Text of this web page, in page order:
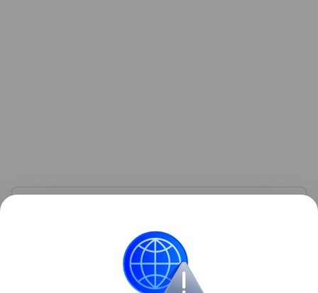
стоимость черного золота
С помощью эксперта расскажем о самом ценном
виде топлива — нефти: почему ее измеряют в
баррелях, от чего зависит ее цена и где продают